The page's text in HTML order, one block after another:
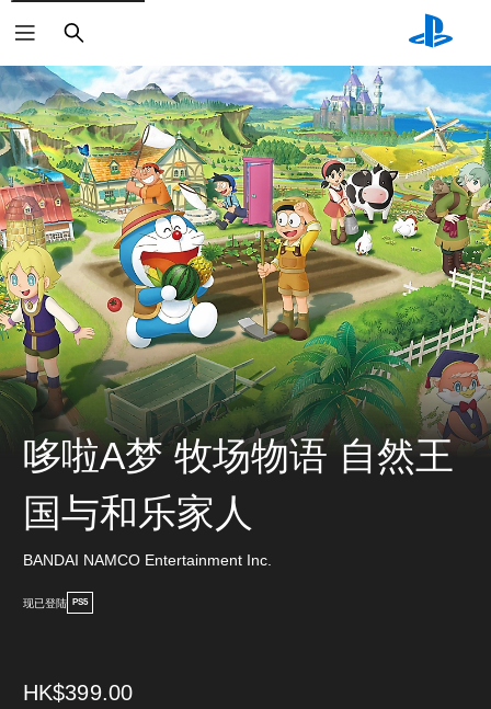
搜
索
哆啦A梦 牧场物语 自然王
国与和乐家人
BANDAI NAMCO Entertainment Inc.
现已登陆 PS5
HK$399.00